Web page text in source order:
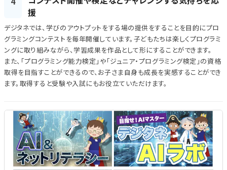
援
デジタネでは、学びのアウトプットをする場の提供をすることを目的にプロ
グラミングコンテストを毎年開催しています。子どもたちは楽しくプログラミ
ングに取り組みながら、学習成果を作品として形にすることができます。
また、「プログラミング能力検定」や「ジュニア・プログラミング検定」の資格
取得を目指すことができるので、お子さま自身も成長を実感することができ
ます。取得すると受験や入試にもお役立ていただけます。